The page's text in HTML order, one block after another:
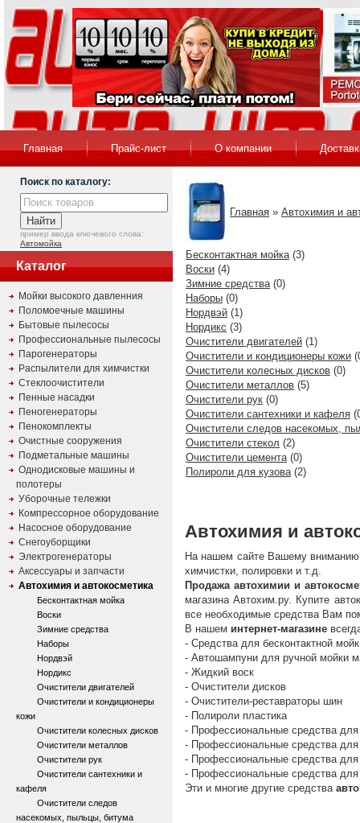
Главная Прайс-лист О компании
Поиск по каталогу:
пример ввода ключевого слова:
Автомойка
Каталог
Мойки высокого давленния
Поломоечные машины
Бытовые пылесосы
Профессиональные пылесосы
Парогенераторы
Распылители для химчистки
Стеклоочистители
Пенные насадки
Пеногенераторы
Пенокомплекты
Очистные сооружения
Подметальные машины
Однодисковые машины и
полотеры
Уборочные тележки
Компрессорное оборудование
Насосное оборудование
Снегоуборщики
Электрогенераторы
Аксессуары и запчасти
Автохимия и автокосметика
Бесконтактная мойка
Воски
Зимние средства
Наборы
Нордвэй
Нордикс
Очистители двигателей
Очистители и кондиционеры
кожи
Очистители колесных дисков
Очистители металлов
Очистители рук
Очистители сантехники и
кафеля
Очистители следов
насекомых, пыльцы, битума
Главная » Автохимия и
Бесконтактная мойка(3)
Воски (4)
Зимние средства(0)
Наборы (0)
Нордвэй (1)
Нордикс (3)
Очистители двигателей (1)
Очистители и кондиционеры кожи
Очистители колесных дисков (0)
Очистители металлов (5)
Очистители рук (0)
Очистители сантехники и кафеля
Очистители следов насекомых,
Очистители стекол (2)
Очистители цемента(0)
Полироли для кузова(2)
Автохимия и
На нашем сайте Вашему вниманию
химчистки, полировки и т.д.
Продажа автохимии и
магазина Автохим.ру. Купите
все необходимые средства Вам
В нашем интернет-магазине
- Средства для бесконтактной
- Автошампуни для ручной мойки
- Жидкий воск
- Очистители дисков
- Очистители-реставраторы шин
- Полироли пластика
- Профессиональные средства для
- Профессиональные средства для
- Профессиональные средства для
- Профессиональные средства для
Эти и многие другие средства